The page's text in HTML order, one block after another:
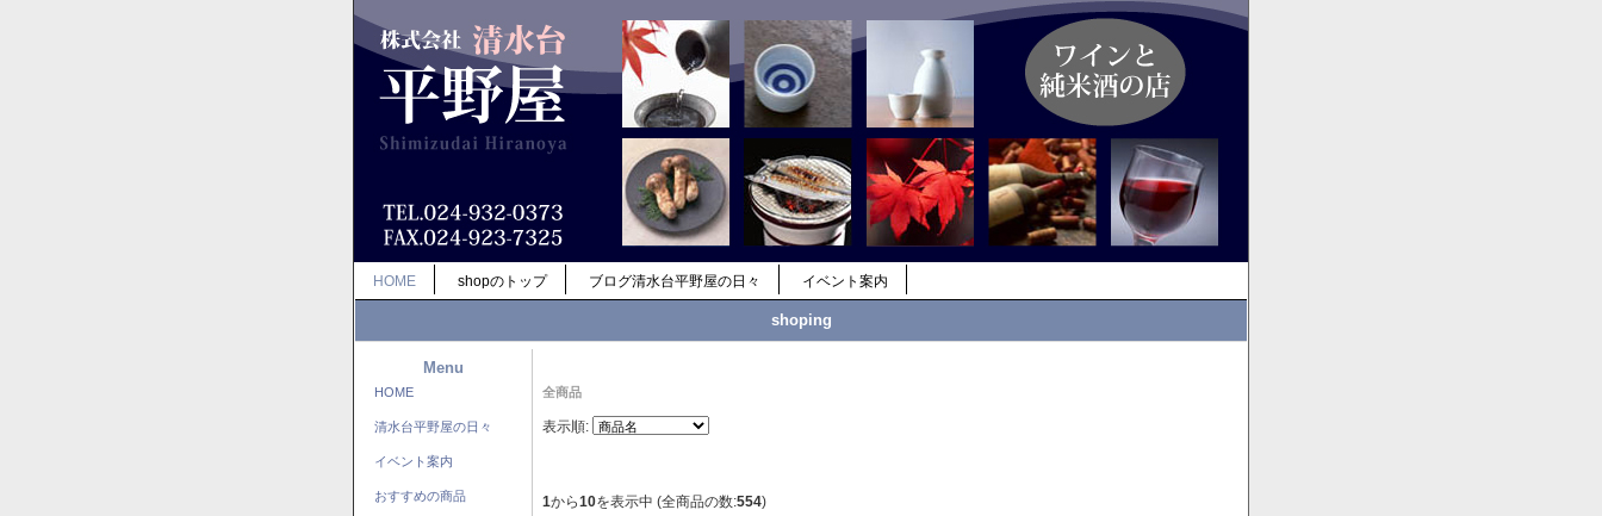
HOME shopのトップ ブログ清水台平野屋の日々 イベント案内
shoping
Menu
HOME
清水台平野屋の日々
イベント案内
おすすめの商品
全商品
表示順:
1から10を表示中 (全商品の数:554)